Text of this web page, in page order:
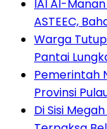
IAI Al-
ASTEEC,
Warga
Pantai
Pemerintah
Provinsi
Di Sisi